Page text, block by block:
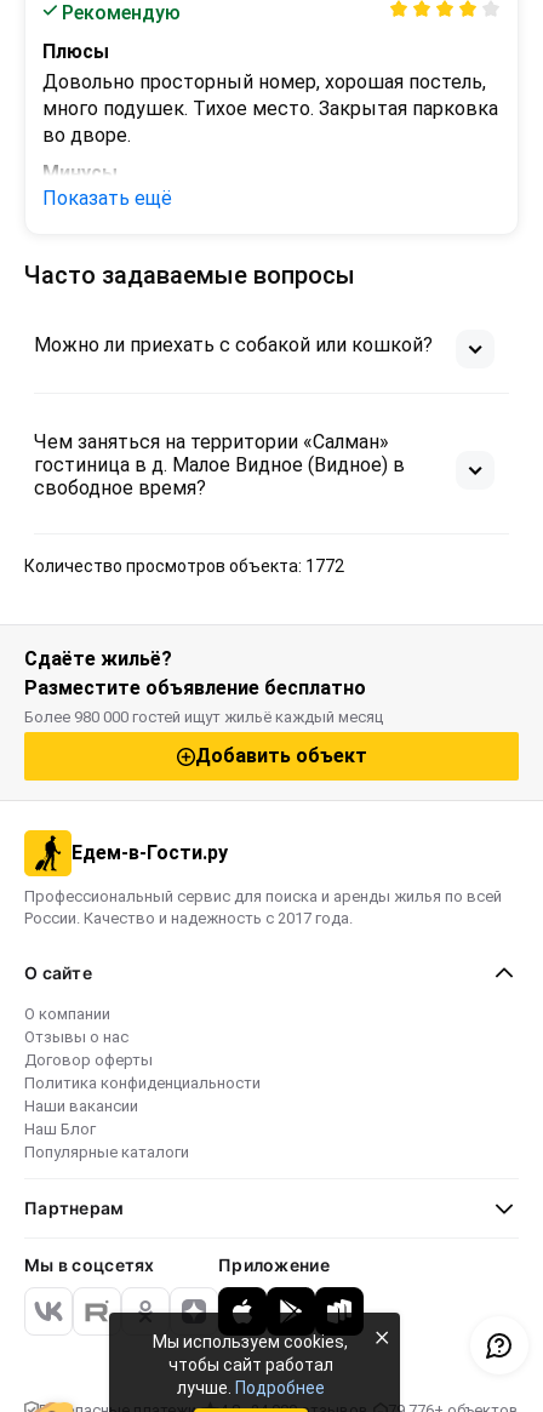
Рекомендую
Плюсы
Довольно просторный номер, хорошая постель,
много подушек. Тихое место. Закрытая парковка
во дворе.
Минусы
Сотрудники не следят за бронированием, номер
запросу.
Показать ещё
Часто задаваемые вопросы
Можно ли приехать с собакой или кошкой?
Чем заняться на территории «Салман»
гостиница в д. Малое Видное (Видное) в
свободное время?
Количество просмотров объекта: 1772
Сдаёте жильё?
Разместите объявление бесплатно
Более 980 000 гостей ищут жильё каждый месяц
Добавить объект
Едем-в-Гости.ру
Профессиональный сервис для поиска и аренды жилья по всей
России. Качество и надежность с 2017 года.
О сайте
О компании
Отзывы о нас
Договор оферты
Политика конфиденциальности
Наши вакансии
Наш Блог
Популярные каталоги
Партнерам
Мы в соцсетях Приложение
Мы используем cookies,
чтобы сайт работал
лучше. Подробнее
×